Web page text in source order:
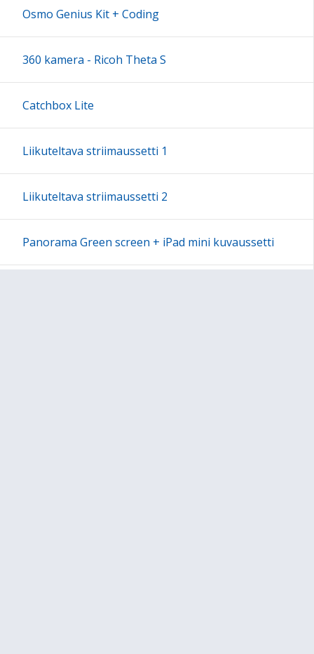
18:00
22:00
23:00
Osmo Genius Kit + Coding
360 kamera - Ricoh Theta S
Catchbox Lite
Liikuteltava striimaussetti 1
Liikuteltava striimaussetti 2
Panorama Green screen + iPad mini kuvaussetti